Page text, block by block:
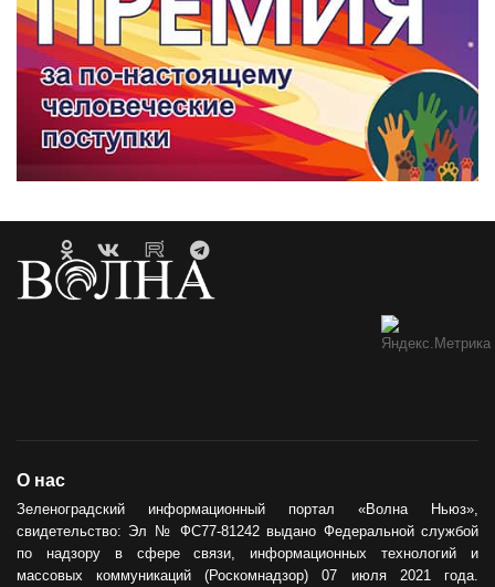
О нас
Зеленоградский информационный портал «Волна Ньюз»,
свидетельство: Эл № ФС77-81242 выдано Федеральной службой
по надзору в сфере связи, информационных технологий и
массовых коммуникаций (Роскомнадзор) 07 июля 2021 года.